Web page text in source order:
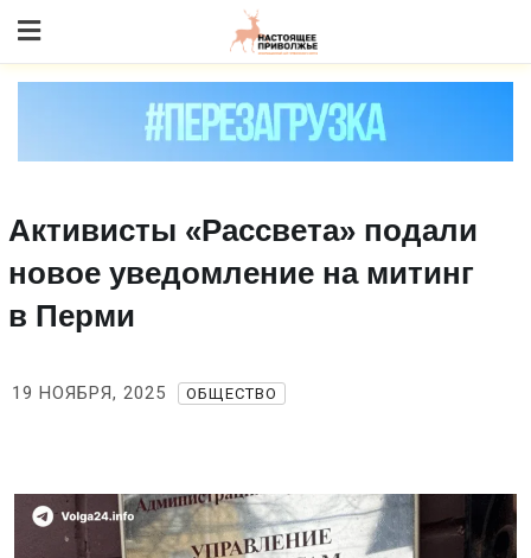
to content
Активисты «Рассвета» подали
новое уведомление на митинг
в Перми
19 НОЯБРЯ, 2025 ОБЩЕСТВО